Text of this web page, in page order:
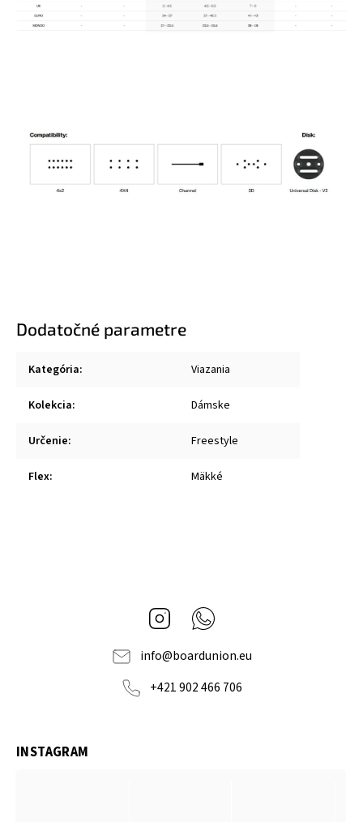
Dodatočné parametre
Kategória: Viazania
Kolekcia: Dámske
Určenie: Freestyle
Flex: Mäkké
Instagram
info@boardunion.eu
+421 902 466 706
INSTAGRAM